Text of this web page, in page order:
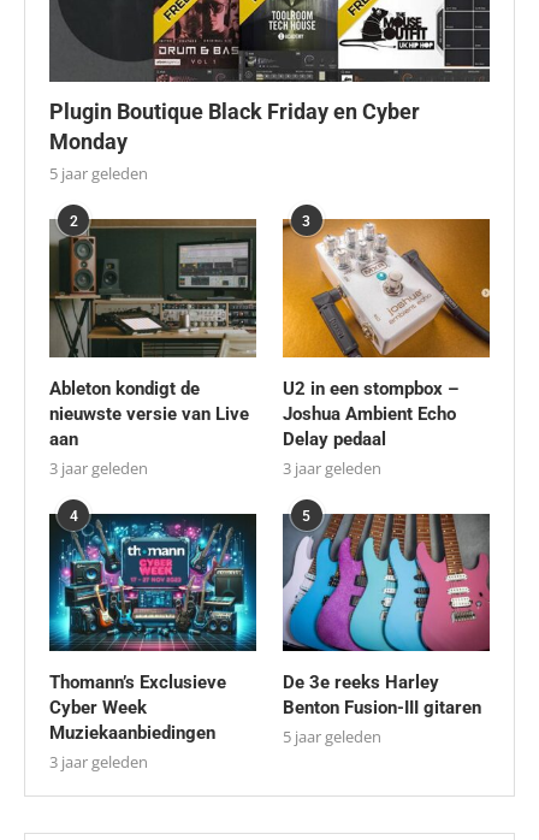
Plugin Boutique Black Friday en Cyber
Monday
5 jaar geleden
2
Ableton kondigt de
nieuwste versie van Live
aan
3 jaar geleden
3
U2 in een stompbox –
Joshua Ambient Echo
Delay pedaal
3 jaar geleden
4
Thomann’s Exclusieve
Cyber Week
Muziekaanbiedingen
3 jaar geleden
5
De 3e reeks Harley
Benton Fusion-III gitaren
5 jaar geleden